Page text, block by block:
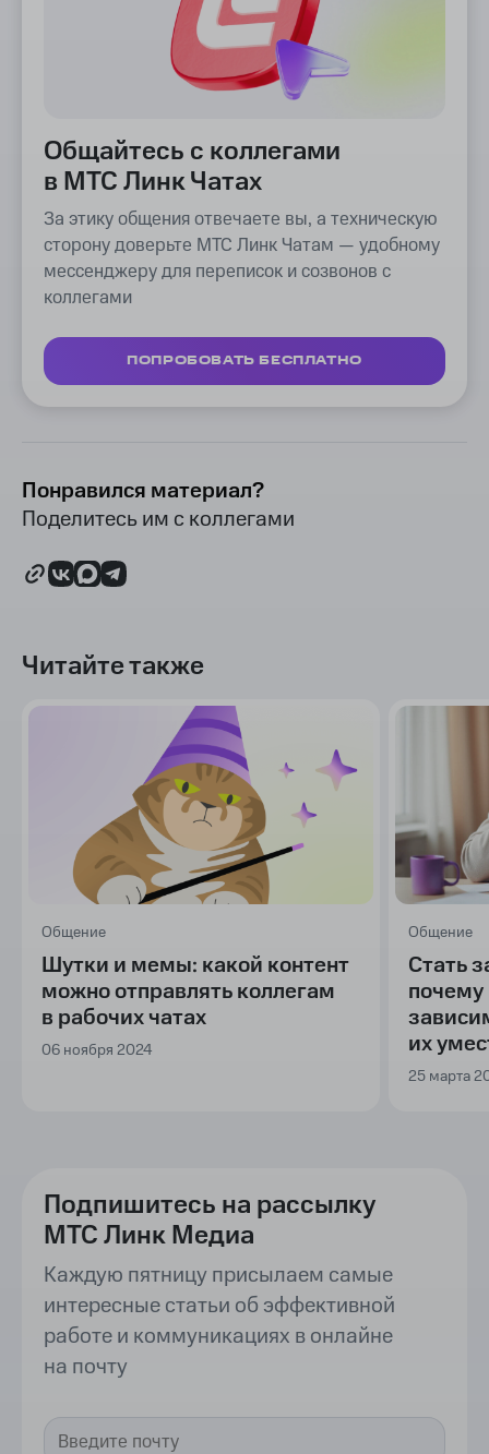
Общайтесь с коллегами
в МТС Линк Чатах
За этику общения отвечаете вы, а техническую
сторону доверьте МТС Линк Чатам — удобному
мессенджеру для переписок и созвонов с
коллегами
ПОПРОБОВАТЬ БЕСПЛАТНО
Понравился материал?
Поделитесь им с коллегами
Читайте также
Общение
Шутки и мемы: какой контент
можно отправлять коллегам
в рабочих чатах
06 ноября 2024
Общение
Стать
их
25 марта
Подпишитесь на рассылку
МТС Линк Медиа
Каждую пятницу присылаем самые
интересные статьи об эффективной
работе и коммуникациях в онлайне
на почту